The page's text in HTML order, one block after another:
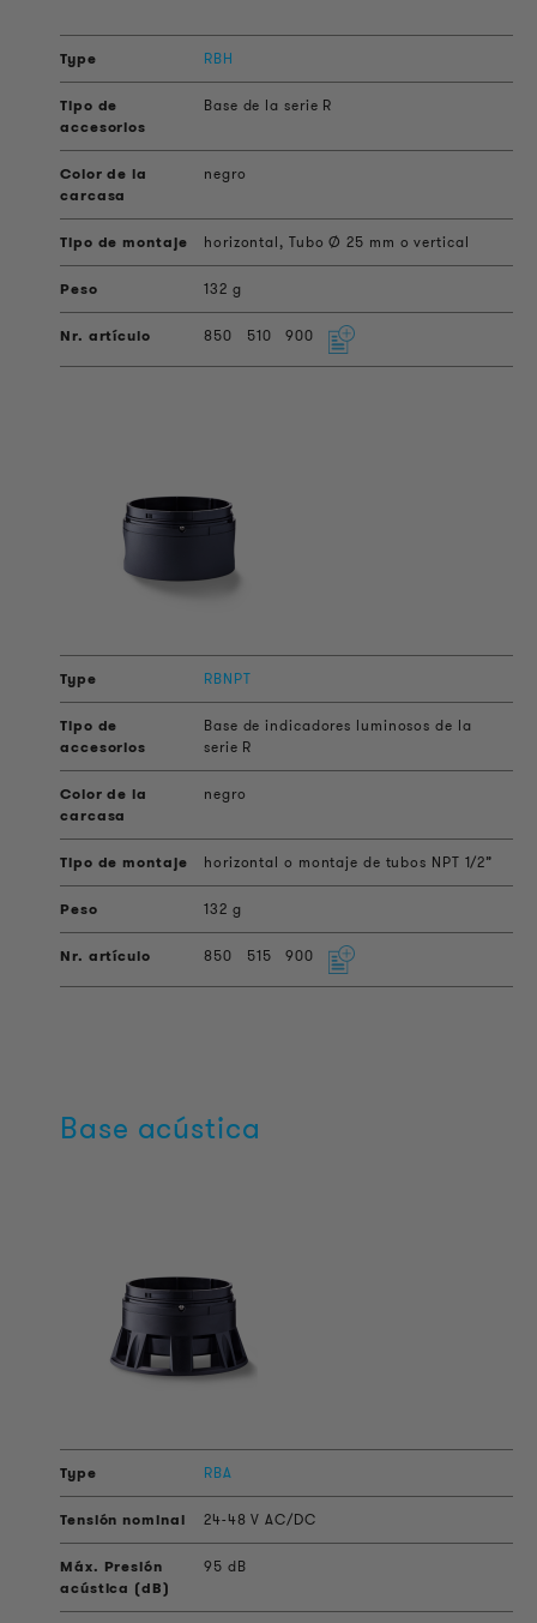
RBH
Base de la serie R
negro
horizontal, Tubo Ø 25 mm o vertical
132 g
850 510 900
RBNPT
Base de indicadores luminosos de la
serie R
negro
horizontal o montaje de tubos NPT 1/2”
132 g
850 515 900
Base acústica
RBA
24-48 V AC/DC
95 dB